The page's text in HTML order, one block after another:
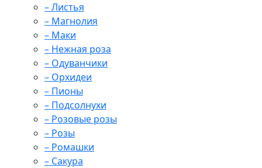
– Листья
– Магнолия
– Маки
– Нежная роза
– Одуванчики
– Орхидеи
– Пионы
– Подсолнухи
– Розовые розы
– Розы
– Ромашки
– Сакура